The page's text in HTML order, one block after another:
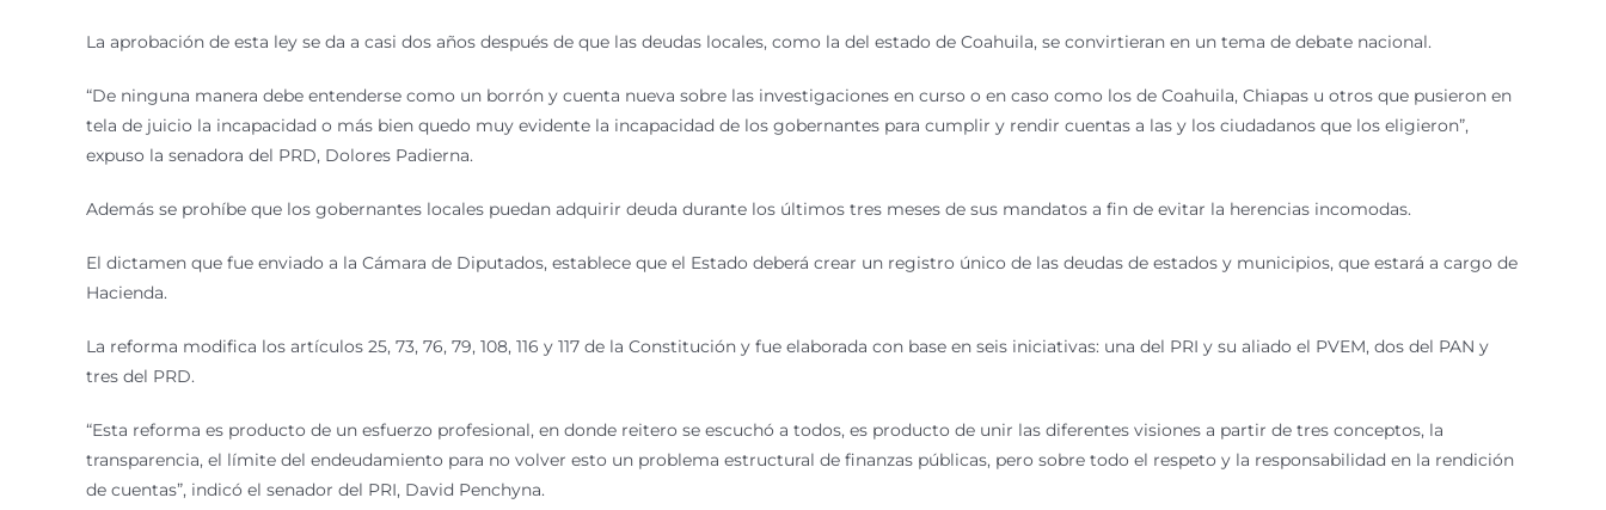
La aprobación de esta ley se da a casi dos años después de que las deudas locales, como la del estado de Coahuila, se convirtieran en un tema de debate nacional.
“De ninguna manera debe entenderse como un borrón y cuenta nueva sobre las investigaciones en curso o en caso como los de Coahuila, Chiapas u otros que pusieron en
tela de juicio la incapacidad o más bien quedo muy evidente la incapacidad de los gobernantes para cumplir y rendir cuentas a las y los ciudadanos que los eligieron”,
expuso la senadora del PRD, Dolores Padierna.
Además se prohíbe que los gobernantes locales puedan adquirir deuda durante los últimos tres meses de sus mandatos a fin de evitar la herencias incomodas.
El dictamen que fue enviado a la Cámara de Diputados, establece que el Estado deberá crear un registro único de las deudas de estados y municipios, que estará a cargo de
Hacienda.
La reforma modifica los artículos 25, 73, 76, 79, 108, 116 y 117 de la Constitución y fue elaborada con base en seis iniciativas: una del PRI y su aliado el PVEM, dos del PAN y
tres del PRD.
“Esta reforma es producto de un esfuerzo profesional, en donde reitero se escuchó a todos, es producto de unir las diferentes visiones a partir de tres conceptos, la
transparencia, el límite del endeudamiento para no volver esto un problema estructural de finanzas públicas, pero sobre todo el respeto y la responsabilidad en la rendición
de cuentas”, indicó el senador del PRI, David Penchyna.